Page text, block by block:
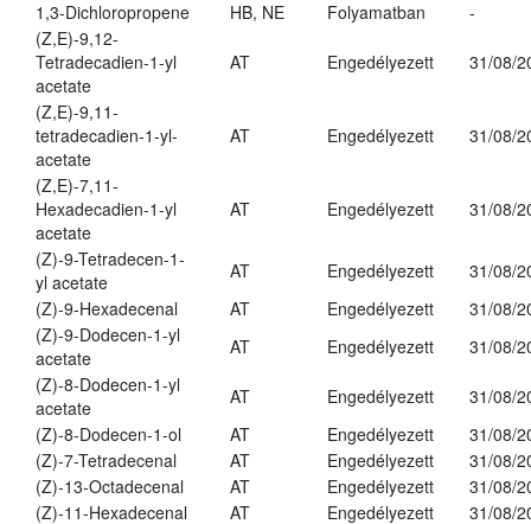
1,3-Dichloropropene HB, NE Folyamatban
-
(Z,E)-9,12-
Tetradecadien-1-yl
acetate
AT Engedélyezett 31/08/
(Z,E)-9,11-
tetradecadien-1-yl-
acetate
AT Engedélyezett 31/08/
(Z,E)-7,11-
Hexadecadien-1-yl
acetate
AT Engedélyezett 31/08/
(Z)-9-Tetradecen-1-
yl acetate
AT Engedélyezett
31/08/
(Z)-9-Hexadecenal
AT Engedélyezett
31/08/
(Z)-9-Dodecen-1-yl
acetate
AT Engedélyezett
31/08/
(Z)-8-Dodecen-1-yl
acetate
AT Engedélyezett
31/08/
(Z)-8-Dodecen-1-ol
AT Engedélyezett
31/08/
(Z)-7-Tetradecenal
AT Engedélyezett
31/08/
(Z)-13-Octadecenal
AT Engedélyezett
31/08/
(Z)-11-Hexadecenal
AT Engedélyezett
31/08/